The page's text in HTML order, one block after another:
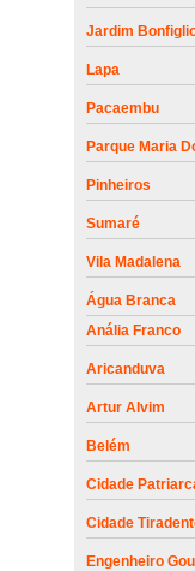
Jardim
Lapa
Pacaembu
Parque Maria
Pinheiros
Sumaré
Vila Madalena
Água Branca
Anália Franco
Aricanduva
Artur Alvim
Belém
Cidade
Cidade
Engenheiro